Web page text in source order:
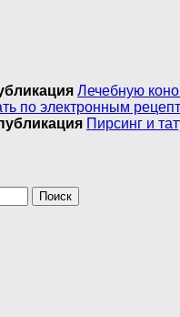
Лечебную
по электронным
Пирсинг и